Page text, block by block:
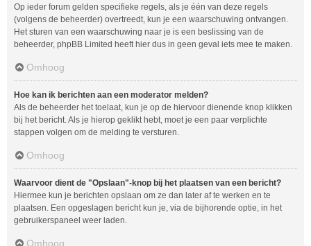
Op ieder forum gelden specifieke regels, als je één van deze regels
(volgens de beheerder) overtreedt, kun je een waarschuwing ontvangen.
Het sturen van een waarschuwing naar je is een beslissing van de
beheerder, phpBB Limited heeft hier dus in geen geval iets mee te maken.
Omhoog
Hoe kan ik berichten aan een moderator melden?
Als de beheerder het toelaat, kun je op de hiervoor dienende knop klikken
bij het bericht. Als je hierop geklikt hebt, moet je een paar verplichte
stappen volgen om de melding te versturen.
Omhoog
Waarvoor dient de "Opslaan"-knop bij het plaatsen van een bericht?
Hiermee kun je berichten opslaan om ze dan later af te werken en te
plaatsen. Een opgeslagen bericht kun je, via de bijhorende optie, in het
gebruikerspaneel weer laden.
Omhoog